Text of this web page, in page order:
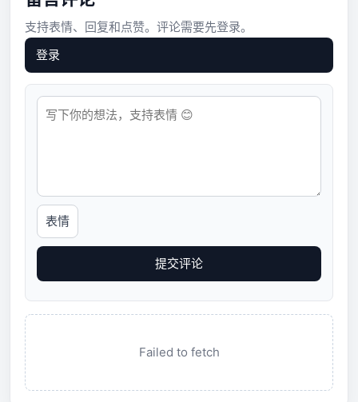
支持表情、回复和点赞。评论需要先登录。
登录
表情
提交评论
Failed to fetch